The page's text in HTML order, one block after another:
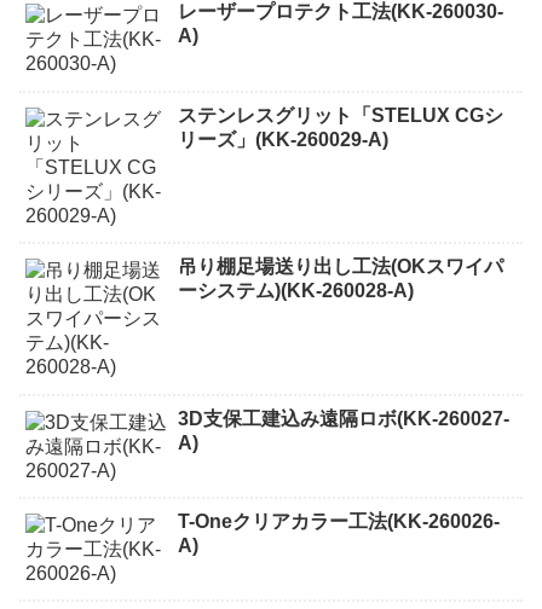
レーザープロテクト⼯法(KK-260030-
A)
ステンレスグリット「STELUX CGシ
リーズ」(KK-260029-A)
吊り棚足場送り出し工法(OKスワイパ
ーシステム)(KK-260028-A)
3D支保工建込み遠隔ロボ(KK-260027-
A)
T-Oneクリアカラー工法(KK-260026-
A)